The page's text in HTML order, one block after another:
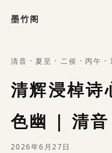
墨竹阁
清音 · 夏至 · 二侯 ·丙午 ·
清辉浸棹诗
色幽 | 清音
2026年6月27日